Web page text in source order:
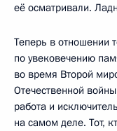
её осматривали.
Теперь в отношении
по увековечению
во время Второй
Отечественной
работа и
на самом деле. Тот,